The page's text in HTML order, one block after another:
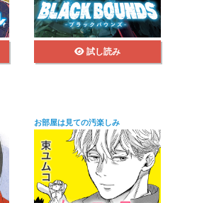
試し読み
お部屋は見ての汚楽しみ